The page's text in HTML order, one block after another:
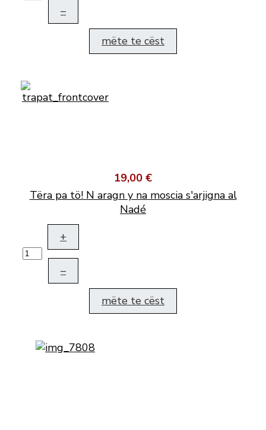
–
mëte te cëst
19,00 €
Tëra pa tö! N aragn y na moscia s'arjigna al
Nadé
+
–
mëte te cëst